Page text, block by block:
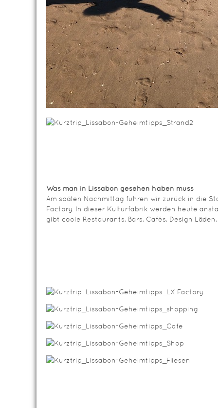
Was man in Lissabon gesehen haben muss
Am späten Nachmittag fuhren wir zurück in die
Factory. In dieser Kulturfabrik werden heute
gibt coole Restaurants, Bars, Cafés, Design